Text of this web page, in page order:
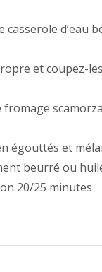
d’eau
et coupez-
égouttés et
beurré ou
20/25 minutes